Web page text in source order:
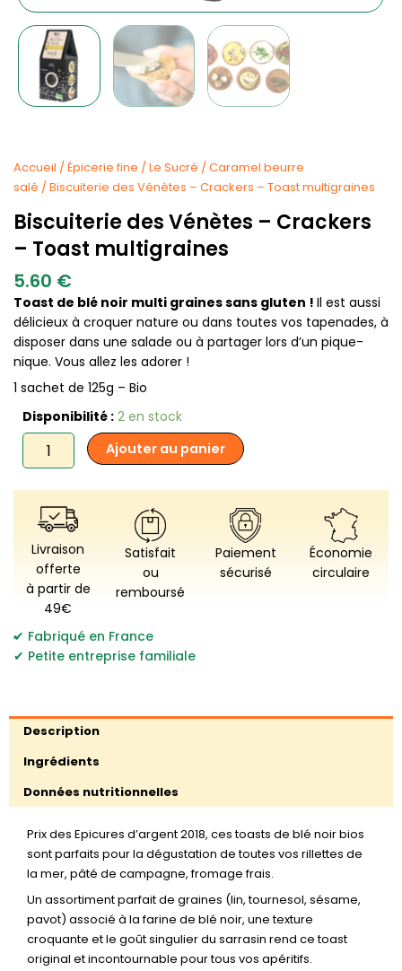
Accueil / Épicerie fine / Le Sucré / Caramel beurre
salé / Biscuiterie des Vénètes – Crackers – Toast multigraines
Biscuiterie des Vénètes – Crackers
– Toast multigraines
5.60 €
Toast de blé noir multi graines sans gluten ! Il est aussi
délicieux à croquer nature ou dans toutes vos tapenades, à
disposer dans une salade ou à partager lors d’un pique-
nique. Vous allez les adorer !
1 sachet de 125g – Bio
Disponibilité : 2 en stock
quantité
de
Biscuiterie
des
Vénètes
Crackers
Toast
multigraines
Ajouter au panier
Livraison
offerte
à partir de
49€
Satisfait
ou
remboursé
Paiement
sécurisé
Économie
circulaire
Fabriqué en France
,
Petite entreprise familiale
Description
Ingrédients
Données nutritionnelles
Prix des Epicures d’argent 2018, ces toasts de blé noir bios
sont parfaits pour la dégustation de toutes vos rillettes de
la mer, pâté de campagne, fromage frais.
Un assortiment parfait de graines (lin, tournesol, sésame,
pavot) associé à la farine de blé noir, une texture
croquante et le goût singulier du sarrasin rend ce toast
original et incontournable pour tous vos apéritifs.